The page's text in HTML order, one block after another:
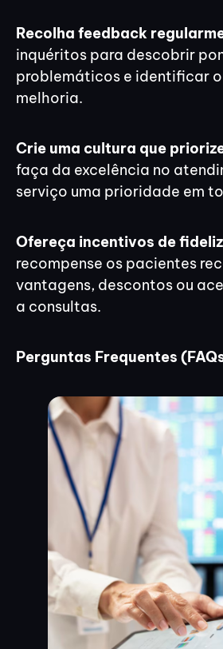
Recolha feedback
inquéritos para descobrir
problemáticos e identificar
melhoria.
Crie uma cultura que
faça da excelência no
serviço uma prioridade em
Ofereça incentivos de
recompense os pacientes
vantagens, descontos ou
a consultas.
Perguntas Frequentes